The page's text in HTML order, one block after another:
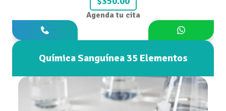
Agenda tu cita
Química Sanguínea 35 Elementos